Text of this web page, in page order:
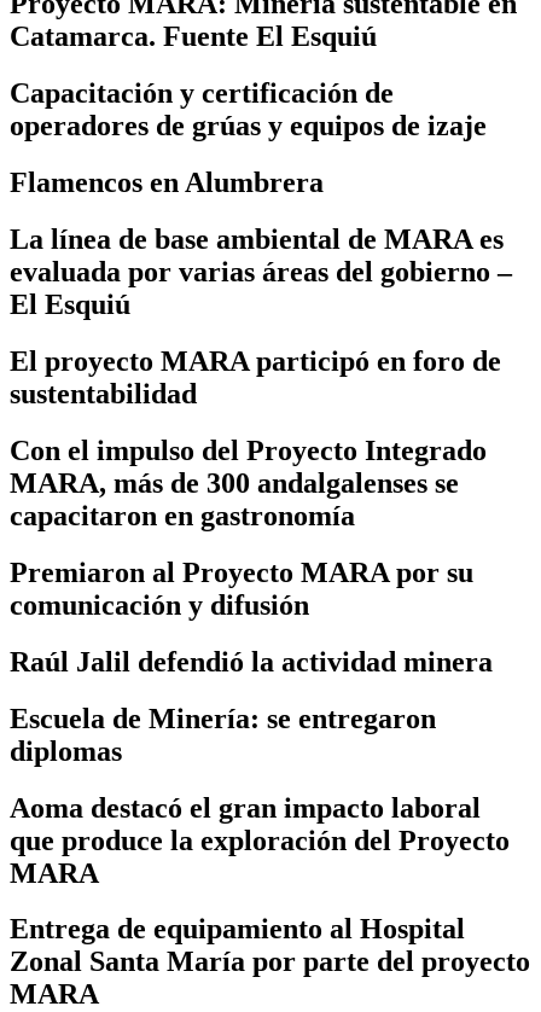
Catamarca. Fuente El Esquiú
Capacitación y certificación de
operadores de grúas y equipos de izaje
Flamencos en Alumbrera
La línea de base ambiental de MARA es
evaluada por varias áreas del gobierno –
El Esquiú
El proyecto MARA participó en foro de
sustentabilidad
Con el impulso del Proyecto Integrado
MARA, más de 300 andalgalenses se
capacitaron en gastronomía
Premiaron al Proyecto MARA por su
comunicación y difusión
Raúl Jalil defendió la actividad minera
Escuela de Minería: se entregaron
diplomas
Aoma destacó el gran impacto laboral
que produce la exploración del Proyecto
MARA
Entrega de equipamiento al Hospital
Zonal Santa María por parte del proyecto
MARA